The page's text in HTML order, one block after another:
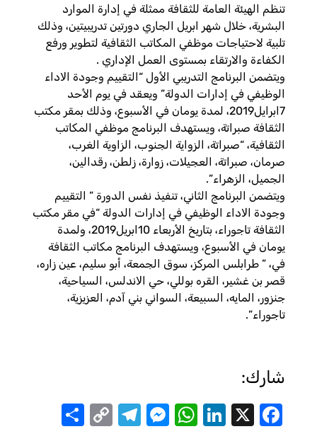
تنظم الهيئة العامة للثقافة ممثلة في إدارة الموارد
البشرية، خلال شهر ابريل الجاري دورتين تدريبيتين، وذلك
تلبية لاحتياجات موظفي المكاتب الثقافية لتطوير ورفع
الكفاءة والارتقاء بمستوى العمل الإداري .
ويتضمن البرنامج التدريبي الأول “التقييم وجودة اﻻداء
الوظيفي في إدارات الدولة” ويعقد في يوم الأحد
7ابرايل2019، لمدة يومان في الأسبوع، وذلك بمقر مكتب
الثقافة صبراتة، ويستهدف البرنامج موظفي المكاتب
الثقافية، “صبراتة، الزواية الجنوب، الزاوية الغرب،
صرمان، صبراتة، العجيلات، زوارة، زلطن، رقدالين،
الجميل، الزهراء”.
ويتضمن البرنامج الثاني، تنفيذ نفس الدورة ” التقييم
وجودة اﻻداء الوظيفي في إدارات الدولة “في مقر مكتب
الثقافة تاجوراء، بتاريخ الأربعاء 10ابريل2019، ولمدة
يومان في الأسبوع، ويستهدف البرنامج مكاتب الثقافة
في، ” طرابلس المركز، سوق الجمعة، أبو سليم، عين زاره،
قصر بن غشير، القره بوللي، حي اﻻندلس، السياحية،
جنزور، المايه، السبيعة، السواني بني آدم، العزيزية،
تاجوراء”.
شارك:
Facebook
X
LinkedIn
WhatsApp
Messenger
Telegram
Copy